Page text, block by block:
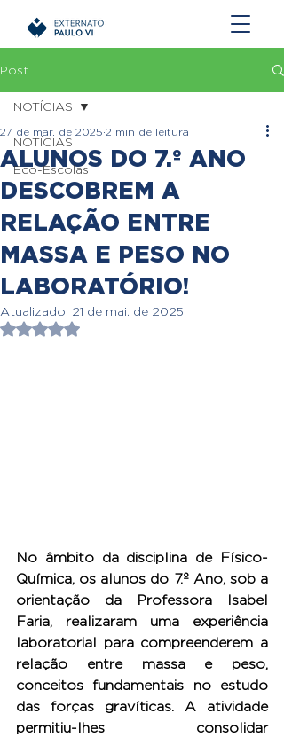
Post
NOTÍCIAS
Eco-Escolas
NOTÍCIAS
ALUNOS DO 7.º ANO
DESCOBREM A
RELAÇÃO ENTRE
MASSA E PESO NO
LABORATÓRIO!
27 de mar. de 2025 2 min de leitura
Atualizado: 21 de mai. de 2025
Avaliado com NaN de 5 estrelas.
No âmbito da disciplina de Físico-
Química, os alunos do 7.º Ano, sob a
orientação da Professora Isabel
Faria, realizaram uma experiência
laboratorial para compreenderem a
relação entre massa e peso,
conceitos fundamentais no estudo
das forças gravíticas. A atividade
permitiu-lhes consolidar